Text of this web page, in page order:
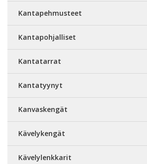
Kantapehmusteet
Kantapohjalliset
Kantatarrat
Kantatyynyt
Kanvaskengät
Kävelykengät
Kävelylenkkarit